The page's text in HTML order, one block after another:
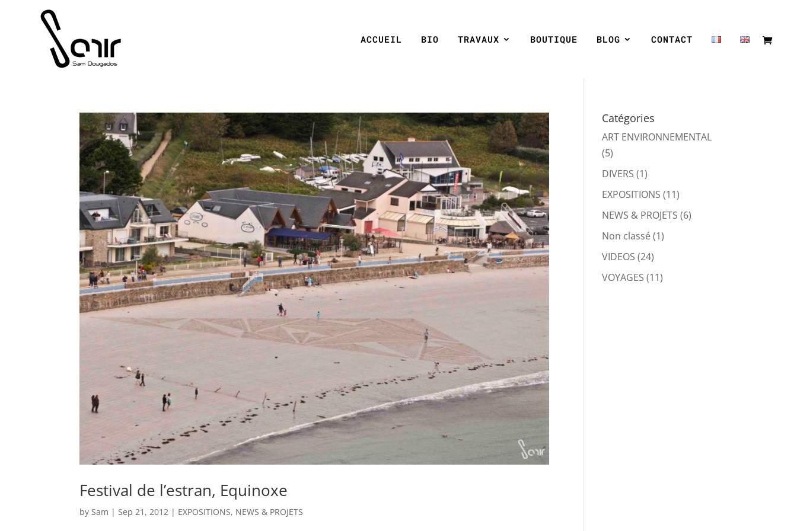
ACCUEIL BIO TRAVAUX BOUTIQUE BLOG CONTACT
Festival de l’estran, Equinoxe
by Sam | Sep 21, 2012 | EXPOSITIONS, NEWS & PROJETS
Catégories
ART ENVIRONNEMENTAL
(5)
DIVERS (1)
EXPOSITIONS (11)
NEWS & PROJETS (6)
Non classé(1)
VIDEOS (24)
VOYAGES (11)